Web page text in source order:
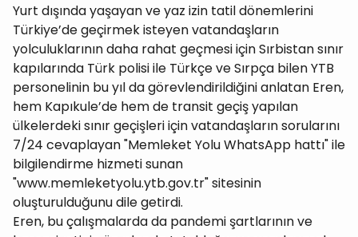
Yurt dışında yaşayan ve yaz izin tatil dönemlerini
Türkiye’de geçirmek isteyen vatandaşların
yolculuklarının daha rahat geçmesi için Sırbistan sınır
kapılarında Türk polisi ile Türkçe ve Sırpça bilen YTB
personelinin bu yıl da görevlendirildiğini anlatan Eren,
hem Kapıkule’de hem de transit geçiş yapılan
ülkelerdeki sınır geçişleri için vatandaşların sorularını
7/24 cevaplayan "Memleket Yolu WhatsApp hattı" ile
bilgilendirme hizmeti sunan
"www.memleketyolu.ytb.gov.tr" sitesinin
oluşturulduğunu dile getirdi.
Eren, bu çalışmalarda da pandemi şartlarının ve